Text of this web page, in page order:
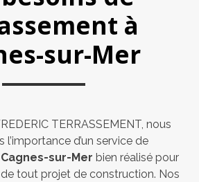
à
sur-Mer
TERRASSEMENT, nous
l’importance d’un service de
sur-Mer bien réalisé pour
tout projet de construction. Nos